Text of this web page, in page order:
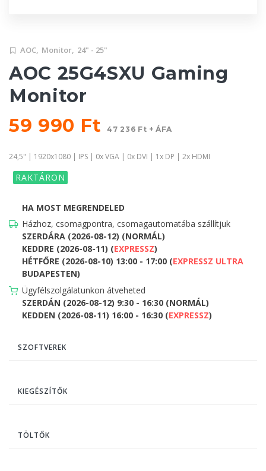
AOC, Monitor, 24" - 25"
AOC 25G4SXU Gaming
Monitor
59 990 Ft47 236 Ft + ÁFA
24,5" | 1920x1080 | IPS | 0x VGA | 0x DVI | 1x DP | 2x HDMI
RAKTÁRON
HA MOST MEGRENDELED
Házhoz, csomagpontra, csomagautomatába szállítjuk
SZERDÁRA (2026-08-12) (NORMÁL)
KEDDRE (2026-08-11) (EXPRESSZ)
HÉTFŐRE (2026-08-10) 13:00 - 17:00 (EXPRESSZ ULTRA
BUDAPESTEN)
Ügyfélszolgálatunkon átveheted
SZERDÁN (2026-08-12) 9:30 - 16:30 (NORMÁL)
KEDDEN (2026-08-11) 16:00 - 16:30 (EXPRESSZ)
SZOFTVEREK
KIEGÉSZÍTŐK
TÖLTŐK